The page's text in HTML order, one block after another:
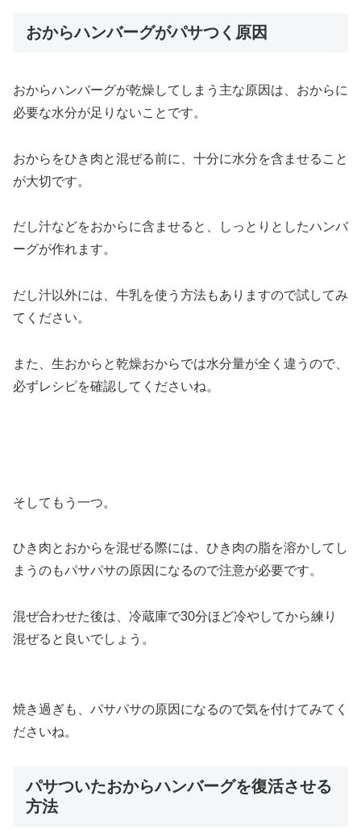
おからハンバーグがパサつく原因
おからハンバーグが乾燥してしまう主な原因は、おからに
必要な水分が足りないことです。
おからをひき肉と混ぜる前に、十分に水分を含ませること
が大切です。
だし汁などをおからに含ませると、しっとりとしたハンバ
ーグが作れます。
だし汁以外には、牛乳を使う方法もありますので試してみ
てください。
また、生おからと乾燥おからでは水分量が全く違うので、
必ずレシピを確認してくださいね。
そしてもう一つ。
ひき肉とおからを混ぜる際には、ひき肉の脂を溶かしてし
まうのもパサパサの原因になるので注意が必要です。
混ぜ合わせた後は、冷蔵庫で30分ほど冷やしてから練り
混ぜると良いでしょう。
焼き過ぎも、パサパサの原因になるので気を付けてみてく
ださいね。
パサついたおからハンバーグを復活させる
方法